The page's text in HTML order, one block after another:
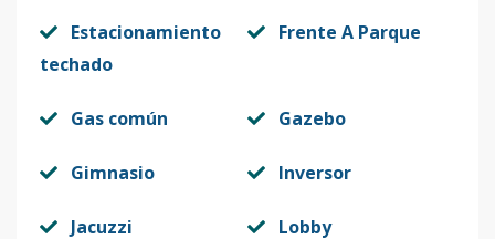
Estacionamiento
techado
Frente A Parque
Gas común Gazebo
Gimnasio Inversor
Jacuzzi Lobby